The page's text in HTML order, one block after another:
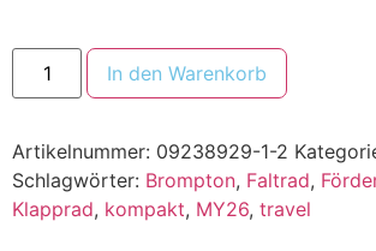
In den Warenkorb
Artikelnummer: 09238929-1-2
Schlagwörter: Brompton, Faltrad,
Klapprad, kompakt, MY26, travel